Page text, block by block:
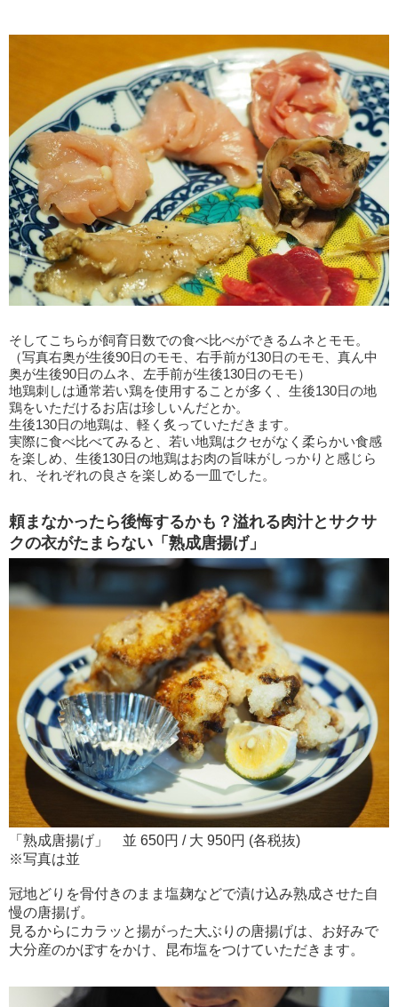
そしてこちらが飼育日数での食べ比べができるムネとモモ。
（写真右奥が生後90日のモモ、右手前が130日のモモ、真ん中
奥が生後90日のムネ、左手前が生後130日のモモ）
地鶏刺しは通常若い鶏を使用することが多く、生後130日の地
鶏をいただけるお店は珍しいんだとか。
生後130日の地鶏は、軽く炙っていただきます。
実際に食べ比べてみると、若い地鶏はクセがなく柔らかい食感
を楽しめ、生後130日の地鶏はお肉の旨味がしっかりと感じら
れ、それぞれの良さを楽しめる一皿でした。
頼まなかったら後悔するかも？溢れる肉汁とサクサ
クの衣がたまらない「熟成唐揚げ」
「熟成唐揚げ」 並 650円 / 大 950円 (各税抜)
※写真は並
冠地どりを骨付きのまま塩麹などで漬け込み熟成させた自
慢の唐揚げ。
見るからにカラッと揚がった大ぶりの唐揚げは、お好みで
大分産のかぼすをかけ、昆布塩をつけていただきます。